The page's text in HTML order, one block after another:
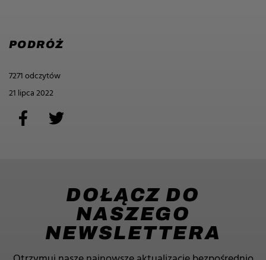
PODRÓŻ
7271 odczytów
21 lipca 2022
DOŁĄCZ DO
NASZEGO
NEWSLETTERA